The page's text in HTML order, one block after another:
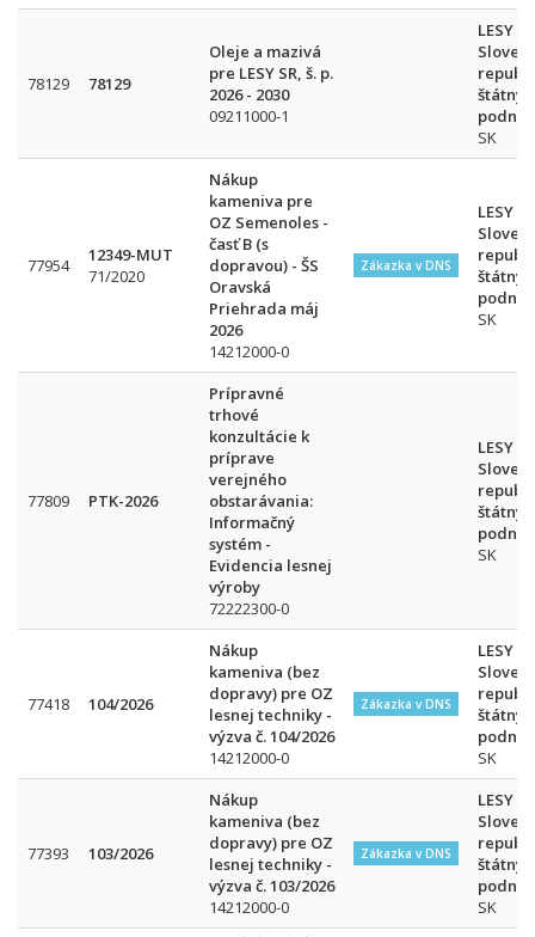
78129 78129
Oleje a mazivá
pre LESY SR, š. p.
2026 - 2030
09211000-1
LESY
štátny
podnik
SK
77954
12349-MUT
71/2020
Nákup
kameniva pre
OZ Semenoles -
časť B (s
dopravou) - ŠS
Oravská
Priehrada máj
2026
14212000-0
Zákazka v DNS
LESY
štátny
podnik
SK
77809 PTK-2026
Prípravné
trhové
konzultácie k
príprave
verejného
obstarávania:
Informačný
systém -
Evidencia lesnej
výroby
72222300-0
LESY
štátny
podnik
SK
77418 104/2026
Nákup
kameniva (bez
dopravy) pre OZ
lesnej techniky -
výzva č. 104/2026
14212000-0
Zákazka v DNS
LESY
štátny
podnik
SK
77393 103/2026
Nákup
kameniva (bez
dopravy) pre OZ
lesnej techniky -
výzva č. 103/2026
14212000-0
Zákazka v DNS
LESY
štátny
podnik
SK